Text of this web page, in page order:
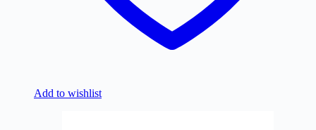
Add to wishlist